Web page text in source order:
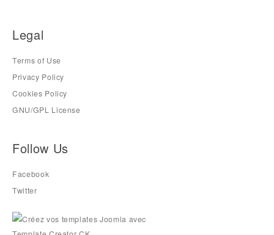
Legal
Terms of Use
Privacy Policy
Cookies Policy
GNU/GPL License
Follow Us
Facebook
Twitter